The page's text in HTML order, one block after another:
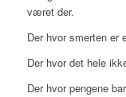
været der.
Der hvor smerten
Der hvor det hele
Der hvor pengene